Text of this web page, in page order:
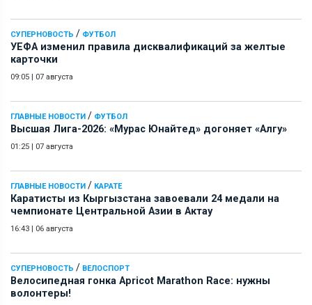
СУПЕРНОВОСТЬ / ФУТБОЛ
УЕФА изменил правила дисквалификаций за желтые
карточки
09:05 | 07 августа
ГЛАВНЫЕ НОВОСТИ / ФУТБОЛ
Высшая Лига-2026: «Мурас Юнайтед» догоняет «Алгу»
01:25 | 07 августа
ГЛАВНЫЕ НОВОСТИ / КАРАТЕ
Каратисты из Кыргызстана завоевали 24 медали на
чемпионате Центральной Азии в Актау
16:43 | 06 августа
СУПЕРНОВОСТЬ / ВЕЛОСПОРТ
Велосипедная гонка Apricot Marathon Race: нужны
волонтеры!